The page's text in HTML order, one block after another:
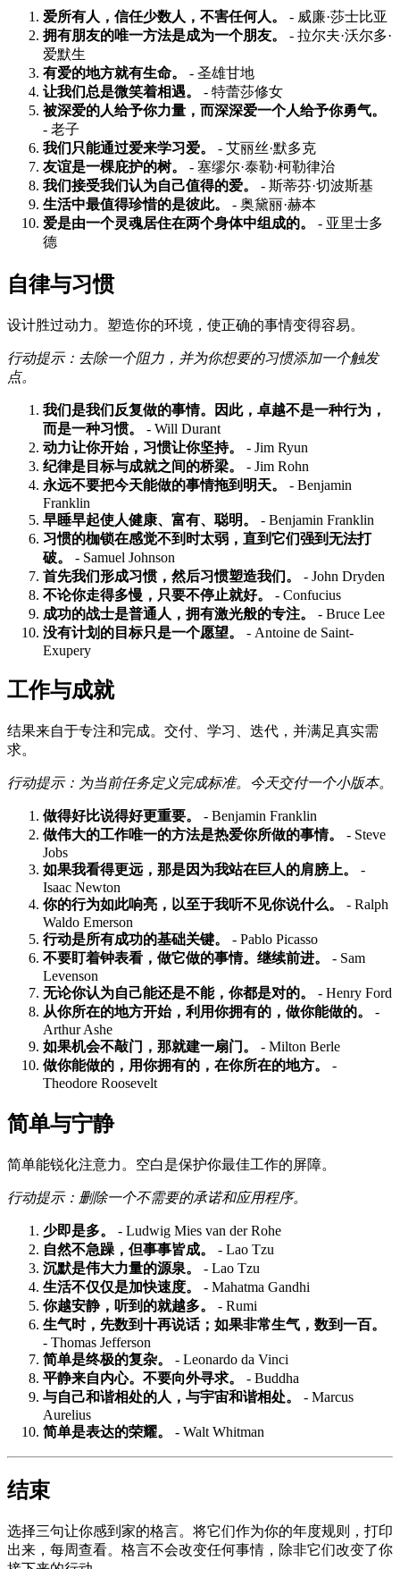
爱所有人，信任少数人，不害任何人。
- 威廉·莎士比亚
拥有朋友的唯一方法是成为一个朋友。
- 拉尔夫·沃尔多·
爱默生
有爱的地方就有生命。
- 圣雄甘地
让我们总是微笑着相遇。
- 特蕾莎修女
被深爱的人给予你力量，而深深爱一个人给予你勇气。
- 老子
我们只能通过爱来学习爱。
- 艾丽丝·默多克
友谊是一棵庇护的树。
- 塞缪尔·泰勒·柯勒律治
我们接受我们认为自己值得的爱。
- 斯蒂芬·切波斯基
生活中最值得珍惜的是彼此。
- 奥黛丽·赫本
爱是由一个灵魂居住在两个身体中组成的。
- 亚里士多
德
自律与习惯
设计胜过动力。塑造你的环境，使正确的事情变得容易。
行动提示：去除一个阻力，并为你想要的习惯添加一个触发
点。
我们是我们反复做的事情。因此，卓越不是一种行为，
而是一种习惯。
- Will Durant
动力让你开始，习惯让你坚持。
- Jim Ryun
纪律是目标与成就之间的桥梁。
- Jim Rohn
永远不要把今天能做的事情拖到明天。
- Benjamin
Franklin
早睡早起使人健康、富有、聪明。
- Benjamin Franklin
习惯的枷锁在感觉不到时太弱，直到它们强到无法打
破。
- Samuel Johnson
首先我们形成习惯，然后习惯塑造我们。
- John Dryden
不论你走得多慢，只要不停止就好。
- Confucius
成功的战士是普通人，拥有激光般的专注。
- Bruce Lee
没有计划的目标只是一个愿望。
- Antoine de Saint-
Exupery
工作与成就
结果来自于专注和完成。交付、学习、迭代，并满足真实需
求。
行动提示：为当前任务定义完成标准。今天交付一个小版本。
做得好比说得好更重要。
- Benjamin Franklin
做伟大的工作唯一的方法是热爱你所做的事情。
- Steve
Jobs
如果我看得更远，那是因为我站在巨人的肩膀上。
-
Isaac Newton
你的行为如此响亮，以至于我听不见你说什么。
- Ralph
Waldo Emerson
行动是所有成功的基础关键。
- Pablo Picasso
不要盯着钟表看，做它做的事情。继续前进。
- Sam
Levenson
无论你认为自己能还是不能，你都是对的。
- Henry Ford
从你所在的地方开始，利用你拥有的，做你能做的。
-
Arthur Ashe
如果机会不敲门，那就建一扇门。
- Milton Berle
做你能做的，用你拥有的，在你所在的地方。
-
Theodore Roosevelt
简单与宁静
简单能锐化注意力。空白是保护你最佳工作的屏障。
行动提示：删除一个不需要的承诺和应用程序。
少即是多。
- Ludwig Mies van der Rohe
自然不急躁，但事事皆成。
- Lao Tzu
沉默是伟大力量的源泉。
- Lao Tzu
生活不仅仅是加快速度。
- Mahatma Gandhi
你越安静，听到的就越多。
- Rumi
生气时，先数到十再说话；如果非常生气，数到一百。
- Thomas Jefferson
简单是终极的复杂。
- Leonardo da Vinci
平静来自内心。不要向外寻求。
- Buddha
与自己和谐相处的人，与宇宙和谐相处。
- Marcus
Aurelius
简单是表达的荣耀。
- Walt Whitman
结束
选择三句让你感到家的格言。将它们作为你的年度规则，打印
出来，每周查看。格言不会改变任何事情，除非它们改变了你